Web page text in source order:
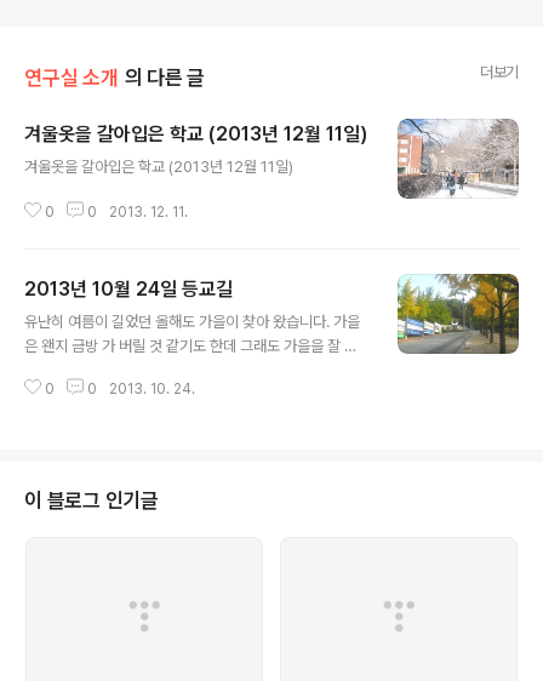
연구실 소개 의 다른 글 더보기
겨울옷을 갈아입은 학교 (2013년 12월 11일)
겨울옷을 갈아입은 학교 (2013년 12월 11일)
0 0 2013. 12. 11.
2013년 10월 24일 등교길
유난히 여름이 길었던 올해도 가을이 찾아 왔습니다. 가을
은 왠지 금방 가 버릴 것 같기도 한데 그래도 가을을 잘 느
있을 것 같습니다. 2013년 10월 24일 찍은 사진
0 0 2013. 10. 24.
이 블로그 인기글